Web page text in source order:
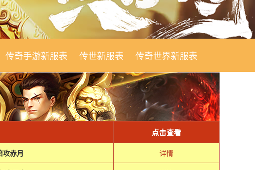
传奇手游新服表 传世新服表 传奇世界新服表
点击查看
攻赤月 详情